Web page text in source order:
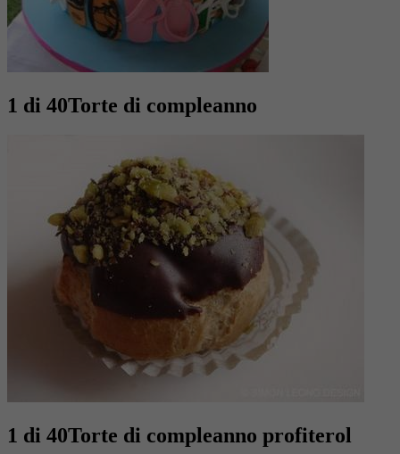
1 di 40Torte di compleanno
1 di 40Torte di compleanno profiterol